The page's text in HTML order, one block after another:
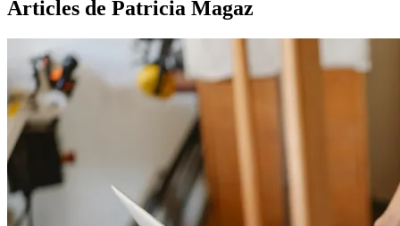
Articles de Patricia Magaz